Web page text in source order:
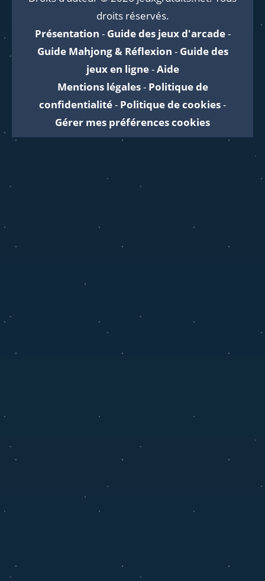
droits réservés.
Présentation - Guide des jeux d'arcade-
Guide Mahjong & Réflexion - Guide des
jeux en ligne-Aide
Mentions légales- Politique de
confidentialité- Politique de cookies-
Gérer mes préférences cookies